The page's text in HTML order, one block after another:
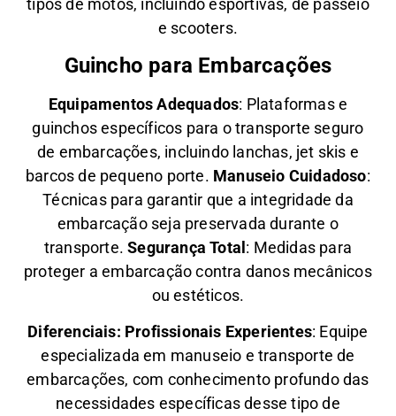
tipos de motos, incluindo esportivas, de passeio
e scooters.
Guincho para Embarcações
Equipamentos Adequados: Plataformas e
guinchos específicos para o transporte seguro
de embarcações, incluindo lanchas, jet skis e
barcos de pequeno porte. Manuseio Cuidadoso:
Técnicas para garantir que a integridade da
embarcação seja preservada durante o
transporte.Segurança Total: Medidas para
proteger a embarcação contra danos mecânicos
ou estéticos.
Diferenciais: Profissionais Experientes: Equipe
especializada em manuseio e transporte de
embarcações, com conhecimento profundo das
necessidades específicas desse tipo de